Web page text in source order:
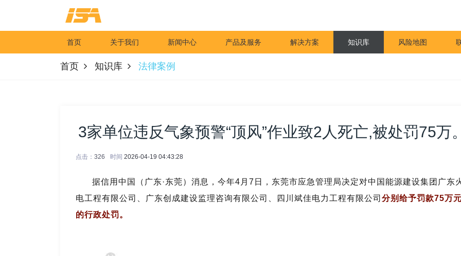
首页 关于我们 新闻中心 产品及服务 解决方案 知识库 风险地图
首页 知识库 法律案例
3家单位违反气象预警“顶风”作业致2人死亡,被处罚75万
点击： 326 时间 2026-04-19 04:43:28
据信用中国（广东·东莞）消息，今年4月7日，东莞市应急管理局决定对中国能源建设集团广东
电工程有限公司
、广东创成建设监理咨询有限公司、四川斌佳电力工程有限公司 分别给予罚款75万
的行政处罚。